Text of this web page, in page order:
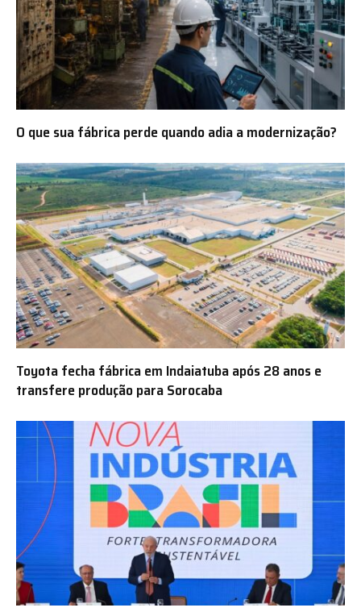
O que sua fábrica perde quando adia a modernização?
Toyota fecha fábrica em Indaiatuba após 28 anos e
transfere produção para Sorocaba